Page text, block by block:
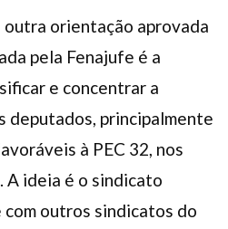
outra orientação aprovada
pela Fenajufe é a
e concentrar a
deputados, principalmente
à PEC 32, nos
A ideia é o sindicato
outros sindicatos do